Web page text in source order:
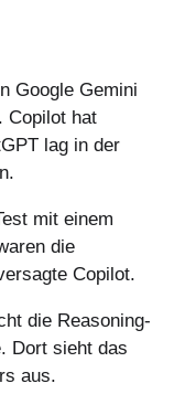
Google Gemini
Copilot hat
lag in der
mit einem
die
Copilot.
die Reasoning-
Dort sieht das
aus.